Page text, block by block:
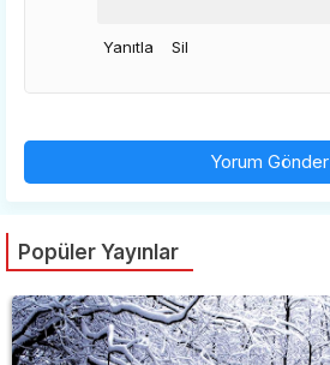
Yanıtla Sil
Yorum Gönder
Popüler Yayınlar